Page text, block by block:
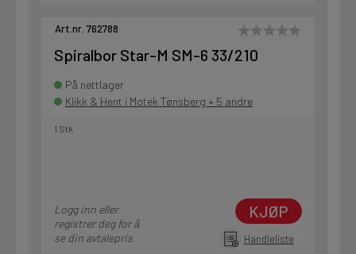
Art.nr. 762788
Spiralbor Star-M SM-6 33/210
På nettlager
Klikk & Hent i Motek Tønsberg + 5 andre
1 Stk
Logg inn eller
registrer deg for å
se din avtalepris
KJØP
Handleliste